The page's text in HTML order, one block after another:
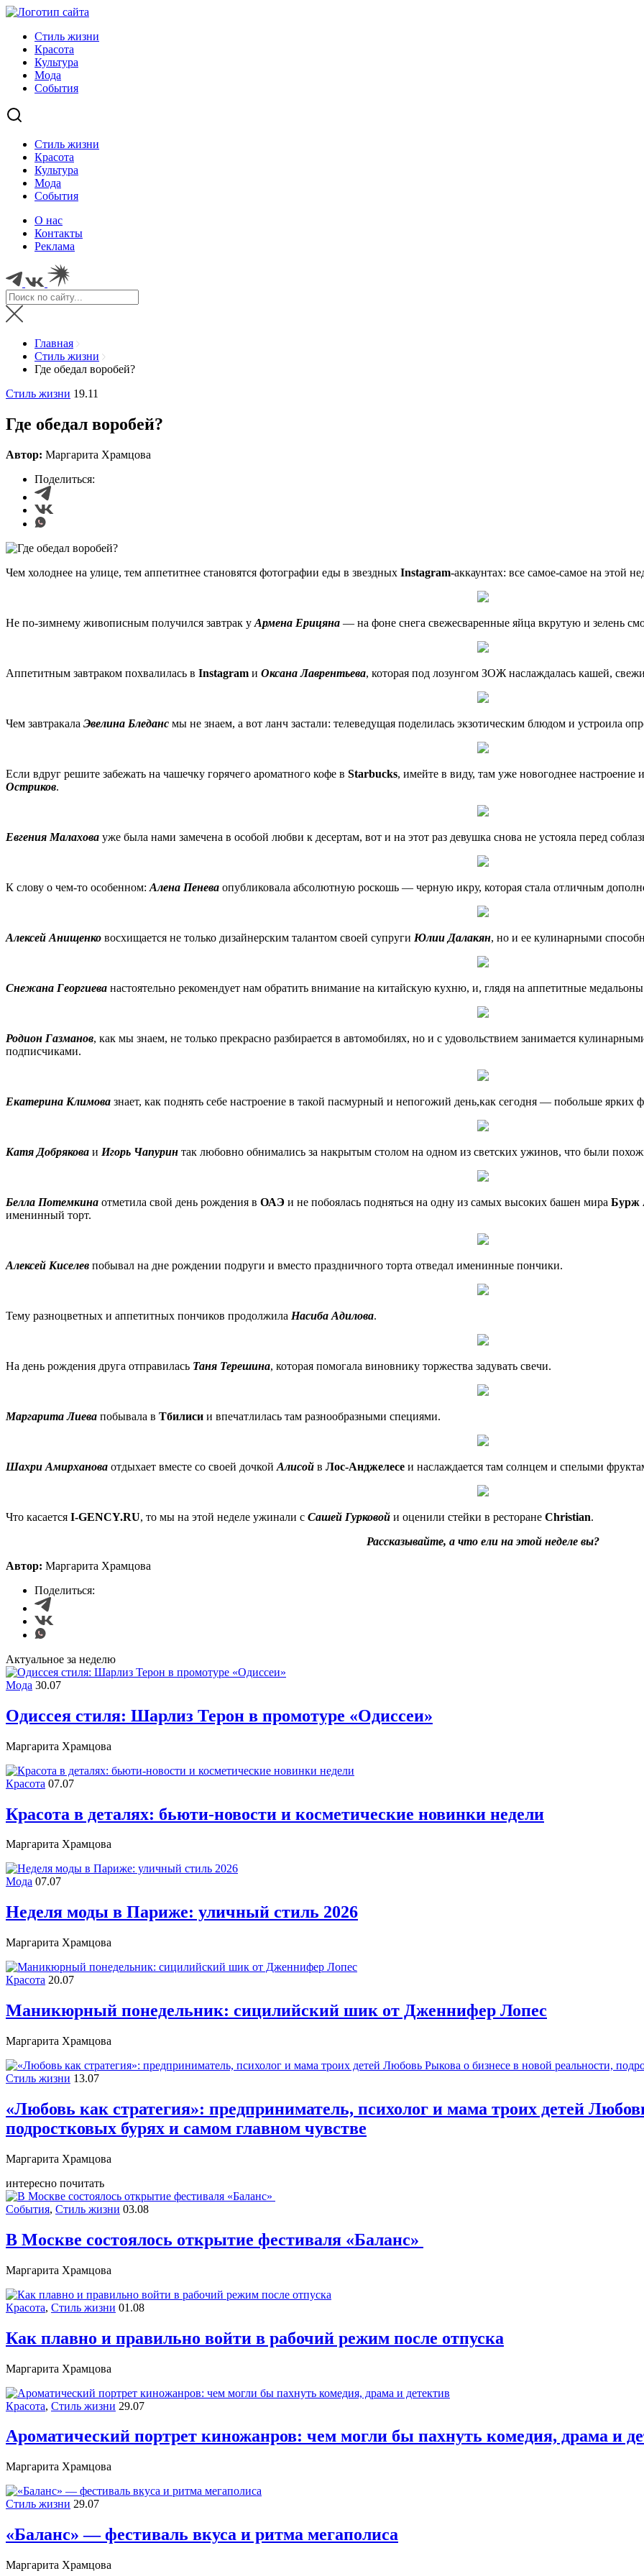
Стиль жизни
Красота
Культура
Мода
События
Стиль жизни
Красота
Культура
Мода
События
О нас
Контакты
Реклама
Главная
Стиль жизни
Где обедал воробей?
Стиль жизни 19.11
Где обедал воробей?
Автор: Маргарита Храмцова
Поделиться:
Чем холоднее на улице, тем аппетитнее становятся фотографии еды в звездных Instagram-аккаунтах: все самое-самое на этой
Не по-зимнему живописным получился завтрак у Армена Ерицяна — на фоне снега свежесваренные яйца вкрутую и зелень
Аппетитным завтраком похвалилась в Instagram и Оксана Лаврентьева, которая под лозунгом ЗОЖ наслаждалась кашей,
Чем завтракала Эвелина Бледанс мы не знаем, а вот ланч застали: телеведущая поделилась экзотическим блюдом и устроила
Если вдруг решите забежать на чашечку горячего ароматного кофе в Starbucks, имейте в виду, там уже новогоднее
Остриков.
Евгения Малахова уже была нами замечена в особой любви к десертам, вот и на этот раз девушка снова не устояла перед
К слову о чем-то особенном: Алена Пенева опубликовала абсолютную роскошь — черную икру, которая стала отличным
Алексей Анищенко восхищается не только дизайнерским талантом своей супруги Юлии Далакян, но и ее кулинарными
Снежана Георгиева настоятельно рекомендует нам обратить внимание на китайскую кухню, и, глядя на аппетитные
Родион Газманов, как мы знаем, не только прекрасно разбирается в автомобилях, но и с удовольствием занимается
подписчиками.
Екатерина Климова знает, как поднять себе настроение в такой пасмурный и непогожий день,как сегодня — побольше ярких
Катя Добрякова и Игорь Чапурин так любовно обнимались за накрытым столом на одном из светских ужинов, что были
Белла Потемкина отметила свой день рождения в ОАЭ и не побоялась подняться на одну из самых высоких башен мира Бурж
именинный торт.
Алексей Киселев побывал на дне рождении подруги и вместо праздничного торта отведал именинные пончики.
Тему разноцветных и аппетитных пончиков продолжила Насиба Адилова.
На день рождения друга отправилась Таня Терешина, которая помогала виновнику торжества задувать свечи.
Маргарита Лиева побывала в Тбилиси и впечатлилась там разнообразными специями.
Шахри Амирханова отдыхает вместе со своей дочкой Алисой в Лос-Анджелесе и наслаждается там солнцем и спелыми
Что касается I-GENCY.RU, то мы на этой неделе ужинали с Сашей Гурковой и оценили стейки в ресторане Christian.
Рассказывайте, а что ели на этой неделе вы?
Автор: Маргарита Храмцова
Поделиться:
Актуальное за неделю
Мода 30.07
Одиссея стиля: Шарлиз Терон в промотуре «Одиссеи»
Маргарита Храмцова
Красота 07.07
Красота в деталях: бьюти-новости и косметические новинки недели
Маргарита Храмцова
Мода 07.07
Неделя моды в Париже: уличный стиль 2026
Маргарита Храмцова
Красота 20.07
Маникюрный понедельник: сицилийский шик от Дженнифер Лопес
Маргарита Храмцова
Стиль жизни 13.07
«Любовь как стратегия»: предприниматель, психолог и мама троих детей
подростковых бурях и самом главном чувстве
Маргарита Храмцова
интересно почитать
События, Стиль жизни 03.08
В Москве состоялось открытие фестиваля «Баланс»
Маргарита Храмцова
Красота, Стиль жизни 01.08
Как плавно и правильно войти в рабочий режим после отпуска
Маргарита Храмцова
Красота, Стиль жизни 29.07
Ароматический портрет киножанров: чем могли бы пахнуть комедия, драма и
Маргарита Храмцова
Стиль жизни 29.07
«Баланс» — фестиваль вкуса и ритма мегаполиса
Маргарита Храмцова